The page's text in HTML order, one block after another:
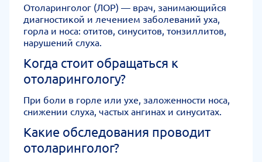
Отоларинголог (ЛОР) — врач, занимающийся
диагностикой и лечением заболеваний уха,
горла и носа: отитов, синуситов, тонзиллитов,
нарушений слуха.
Когда стоит обращаться к
отоларингологу?
При боли в горле или ухе, заложенности носа,
снижении слуха, частых ангинах и синуситах.
Какие обследования проводит
отоларинголог?